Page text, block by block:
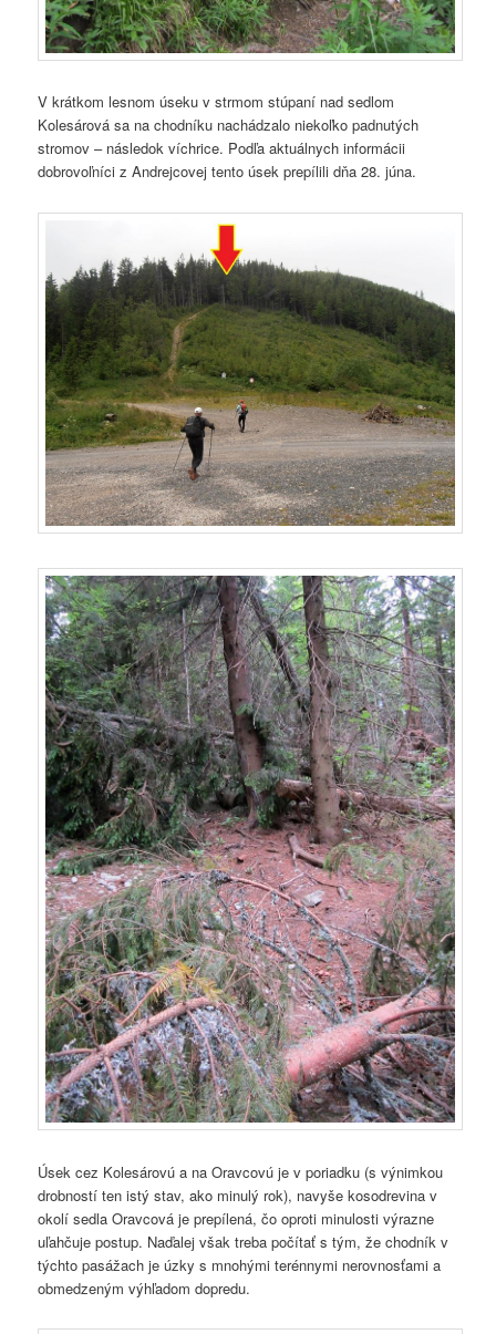
V krátkom lesnom úseku v strmom stúpaní nad sedlom
Kolesárová sa na chodníku nachádzalo niekoľko padnutých
stromov – následok víchrice. Podľa aktuálnych informácii
dobrovoľníci z Andrejcovej tento úsek prepílili dňa 28. júna.
Úsek cez Kolesárovú a na Oravcovú je v poriadku (s výnimkou
drobností ten istý stav, ako minulý rok), navyše kosodrevina v
okolí sedla Oravcová je prepílená, čo oproti minulosti výrazne
uľahčuje postup. Naďalej však treba počítať s tým, že chodník v
týchto pasážach je úzky s mnohými terénnymi nerovnosťami a
obmedzeným výhľadom dopredu.